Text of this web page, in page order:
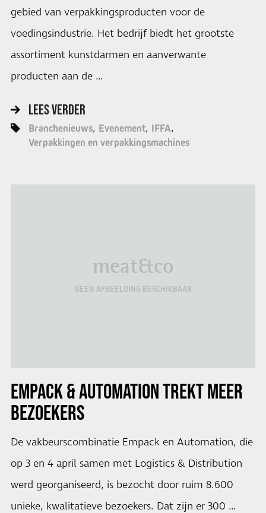
gebied van verpakkingsproducten voor de
voedingsindustrie. Het bedrijf biedt het grootste
assortiment kunstdarmen en aanverwante
producten aan de …
LEES VERDER
Branchenieuws Evenement IFFA
Verpakkingen en verpakkingsmachines
meat&co
GEEN AFBEELDING BESCHIKBAAR
EMPACK & AUTOMATION TREKT MEER
BEZOEKERS
De vakbeurscombinatie Empack en Automation, die
op 3 en 4 april samen met Logistics & Distribution
werd georganiseerd, is bezocht door ruim 8.600
unieke, kwalitatieve bezoekers. Dat zijn er 300 …